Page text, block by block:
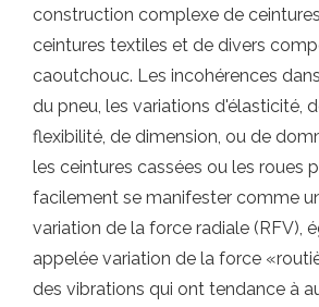
construction complexe de
ceintures textiles et de divers
caoutchouc. Les incohérences
du pneu, les variations d'élasticité,
flexibilité, de dimension, ou de
les ceintures cassées ou les roues
facilement se manifester comme
variation de la force radiale (RFV),
appelée variation de la force
des vibrations qui ont tendance à